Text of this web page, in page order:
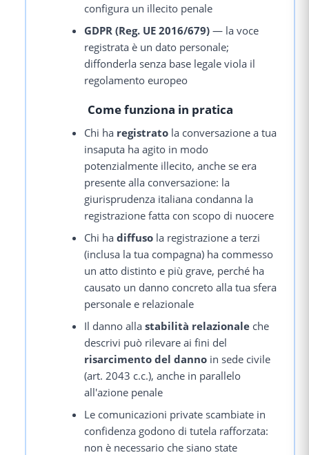
configura un illecito penale
GDPR (Reg. UE 2016/679) — la voce
registrata è un dato personale;
diffonderla senza base legale viola il
regolamento europeo
Come funziona in pratica
Chi ha registrato la conversazione a tua
insaputa ha agito in modo
potenzialmente illecito, anche se era
presente alla conversazione: la
giurisprudenza italiana condanna la
registrazione fatta con scopo di nuocere
Chi hadiffuso la registrazione a terzi
(inclusa la tua compagna) ha commesso
un atto distinto e più grave, perché ha
causato un danno concreto alla tua sfera
personale e relazionale
Il danno allastabilità relazionale che
descrivi può rilevare ai fini del
risarcimento del danno in sede civile
(art. 2043 c.c.), anche in parallelo
all'azione penale
Le comunicazioni private scambiate in
confidenza godono di tutela rafforzata:
non è necessario che siano state